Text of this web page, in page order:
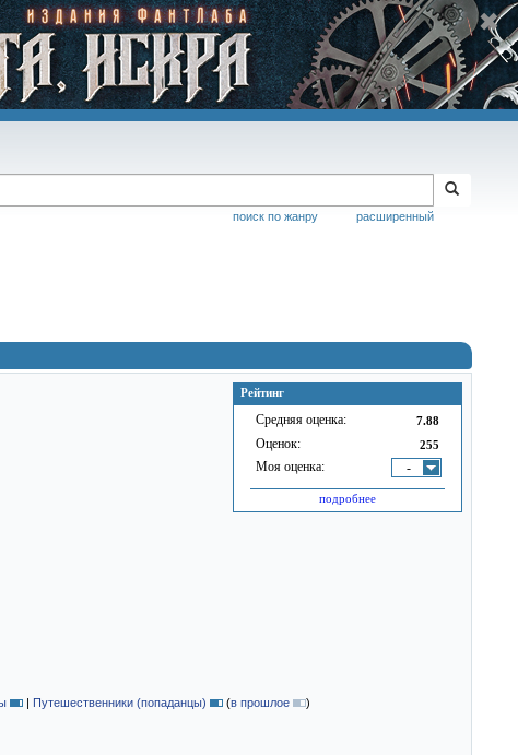
расширенный
поиск по жанру
Рейтинг
Средняя оценка: 7.88
Оценок: 255
Моя оценка: -
подробнее
| Путешественники (попаданцы) (в прошлое
)